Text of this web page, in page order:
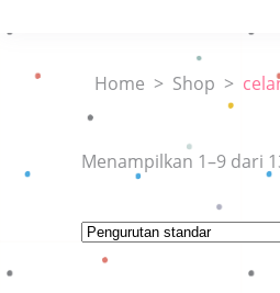
Home > Shop >
Menampilkan 1–9 dari